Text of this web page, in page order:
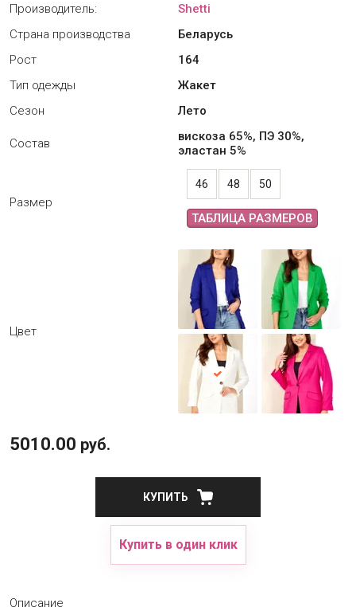
Производитель:
Shetti
Страна производства
Беларусь
Рост
164
Тип одежды
Жакет
Сезон
Лето
Состав
вискоза 65%, ПЭ 30%,
эластан 5%
Размер
46 48 50
ТАБЛИЦА РАЗМЕРОВ
Цвет
5010.00 руб.
КУПИТЬ
Купить в один клик
Описание